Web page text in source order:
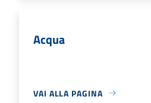
Acqua
VAI ALLA PAGINA